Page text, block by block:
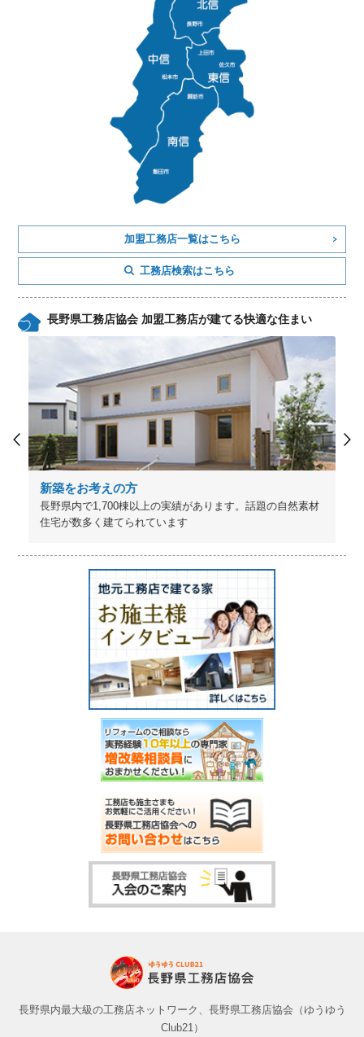
加盟工務店一覧はこちら
工務店検索はこちら
長野県工務店協会 加盟工務店が建てる快適な住まい
新築をお考えの方
長野県内で1,700棟以上の実績があります。話題の自然素材
住宅が数多く建てられています
長野県内最大級の工務店ネットワーク、長野県工務店協会（ゆうゆう
Club21）